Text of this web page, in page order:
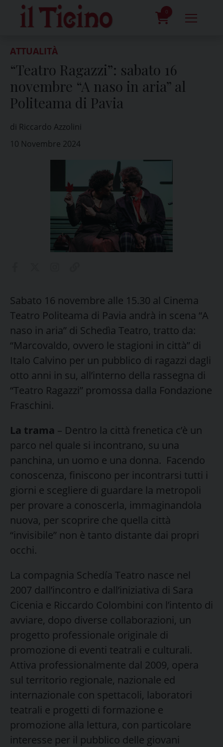
content
0
ATTUALITÀ
“Teatro Ragazzi”: sabato 16
novembre “A naso in aria” al
Politeama di Pavia
di Riccardo Azzolini
10 Novembre 2024
Sabato 16 novembre alle 15.30 al Cinema
Teatro Politeama di Pavia andrà in scena “A
naso in aria” di Schedìa Teatro, tratto da:
“Marcovaldo, ovvero le stagioni in città” di
Italo Calvino per un pubblico di ragazzi dagli
otto anni in su, all’interno della rassegna di
“Teatro Ragazzi” promossa dalla Fondazione
Fraschini.
La trama – Dentro la città frenetica c’è un
parco nel quale si incontrano, su una
panchina, un uomo e una donna. Facendo
conoscenza, finiscono per incontrarsi tutti i
giorni e scegliere di guardare la metropoli
per provare a conoscerla, immaginandola
nuova, per scoprire che quella città
“invisibile” non è tanto distante dai propri
occhi.
La compagnia Schedía Teatro nasce nel
2007 dall’incontro e dall’iniziativa di Sara
Cicenia e Riccardo Colombini con l’intento di
avviare, dopo diverse collaborazioni, un
progetto professionale originale di
promozione di eventi teatrali e culturali.
Attiva professionalmente dal 2009, opera
sul territorio regionale, nazionale ed
internazionale con spettacoli, laboratori
teatrali e progetti di formazione e
promozione alla lettura, con particolare
interesse per il pubblico delle giovani